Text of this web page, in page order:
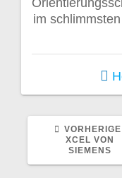
im
XCEL VON
SIEMENS